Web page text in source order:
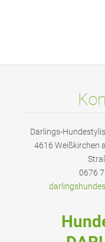
Darlings-
4616 Weißkirchen
0676
darlings